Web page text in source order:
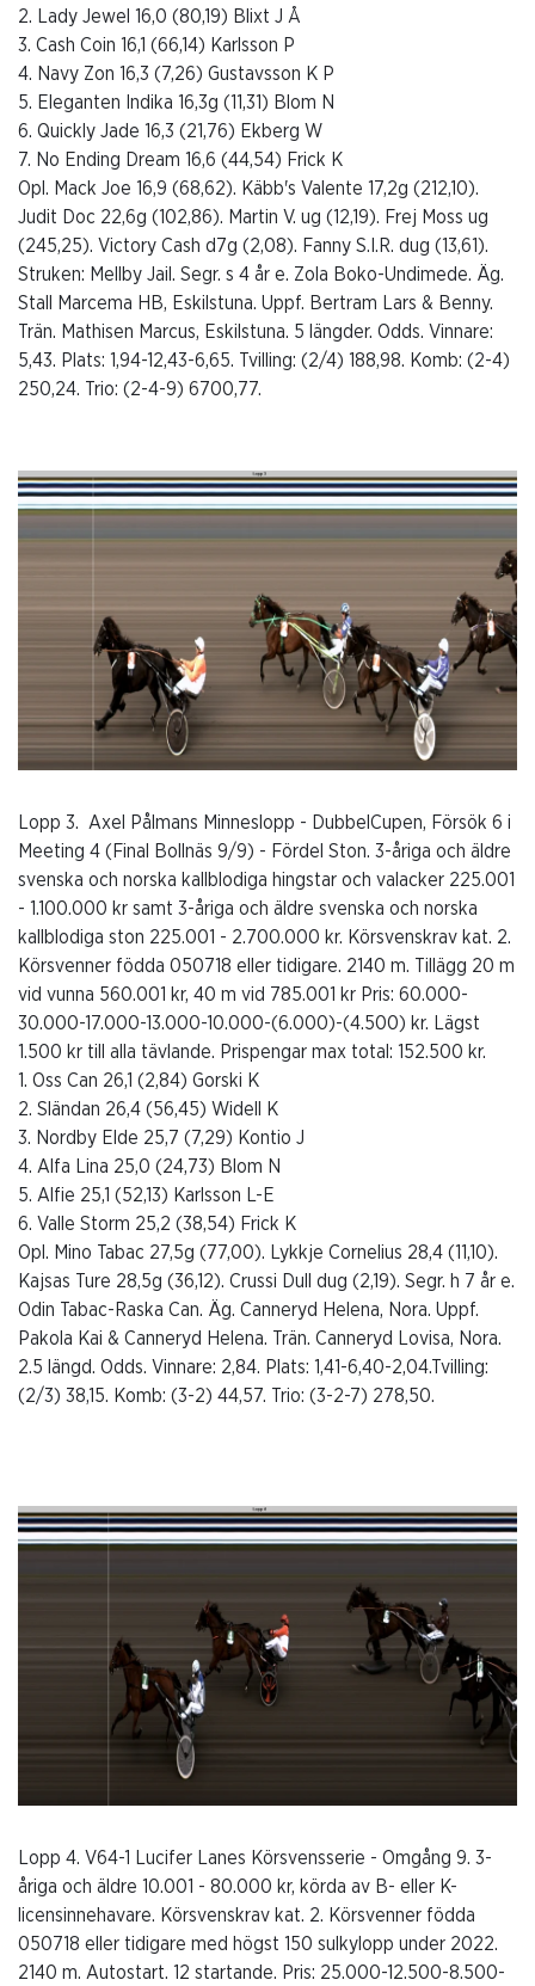
2. Lady Jewel 16,0 (80,19) Blixt J Å
3. Cash Coin 16,1 (66,14) Karlsson P
4. Navy Zon 16,3 (7,26) Gustavsson K P
5. Eleganten Indika 16,3g (11,31) Blom N
6. Quickly Jade 16,3 (21,76) Ekberg W
7. No Ending Dream 16,6 (44,54) Frick K
Opl. Mack Joe 16,9 (68,62). Käbb's Valente 17,2g (212,10).
Judit Doc 22,6g (102,86). Martin V. ug (12,19). Frej Moss ug
(245,25). Victory Cash d7g (2,08). Fanny S.I.R. dug (13,61).
Struken: Mellby Jail. Segr. s 4 år e. Zola Boko-Undimede. Äg.
Stall Marcema HB, Eskilstuna. Uppf. Bertram Lars & Benny.
Trän. Mathisen Marcus, Eskilstuna. 5 längder. Odds. Vinnare:
5,43. Plats: 1,94-12,43-6,65. Tvilling: (2/4) 188,98. Komb: (2-4)
250,24. Trio: (2-4-9) 6700,77.
Lopp 3. Axel Pålmans Minneslopp - DubbelCupen, Försök 6 i
Meeting 4 (Final Bollnäs 9/9) - Fördel Ston. 3-åriga och äldre
svenska och norska kallblodiga hingstar och valacker 225.001
- 1.100.000 kr samt 3-åriga och äldre svenska och norska
kallblodiga ston 225.001 - 2.700.000 kr. Körsvenskrav kat. 2.
Körsvenner födda 050718 eller tidigare. 2140 m. Tillägg 20 m
vid vunna 560.001 kr, 40 m vid 785.001 kr Pris: 60.000-
30.000-17.000-13.000-10.000-(6.000)-(4.500) kr. Lägst
1.500 kr till alla tävlande. Prispengar max total: 152.500 kr.
1. Oss Can 26,1 (2,84) Gorski K
2. Sländan 26,4 (56,45) Widell K
3. Nordby Elde 25,7 (7,29) Kontio J
4. Alfa Lina 25,0 (24,73) Blom N
5. Alfie 25,1 (52,13) Karlsson L-E
6. Valle Storm 25,2 (38,54) Frick K
Opl. Mino Tabac 27,5g (77,00). Lykkje Cornelius 28,4 (11,10).
Kajsas Ture 28,5g (36,12). Crussi Dull dug (2,19). Segr. h 7 år e.
Odin Tabac-Raska Can. Äg. Canneryd Helena, Nora. Uppf.
Pakola Kai & Canneryd Helena. Trän. Canneryd Lovisa, Nora.
2.5 längd. Odds. Vinnare: 2,84. Plats: 1,41-6,40-2,04.Tvilling:
(2/3) 38,15. Komb: (3-2) 44,57. Trio: (3-2-7) 278,50.
Lopp 4. V64-1 Lucifer Lanes Körsvensserie - Omgång 9. 3-
åriga och äldre 10.001 - 80.000 kr, körda av B- eller K-
licensinnehavare. Körsvenskrav kat. 2. Körsvenner födda
050718 eller tidigare med högst 150 sulkylopp under 2022.
2140 m. Autostart. 12 startande. Pris: 25.000-12.500-8.500-